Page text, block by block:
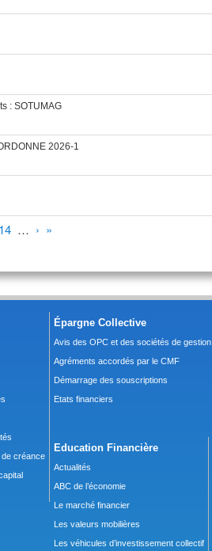
: SOTUMAG
2026-1
14 … › »
créance
Épargne Collective
Avis des OPC et des sociétés de gestion
Agréments accordés par le CMF
Démarrage des souscriptions
Etats financiers
Education Financière
Actualités
ABC de l’économie
Le marché financier
Les valeurs mobilières
Les véhicules d’investissement collectif